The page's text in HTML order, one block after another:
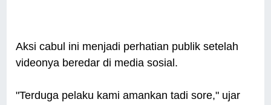
Aksi cabul ini menjadi perhatian publik setelah
videonya beredar di media sosial.
"Terduga pelaku kami amankan tadi sore," ujar